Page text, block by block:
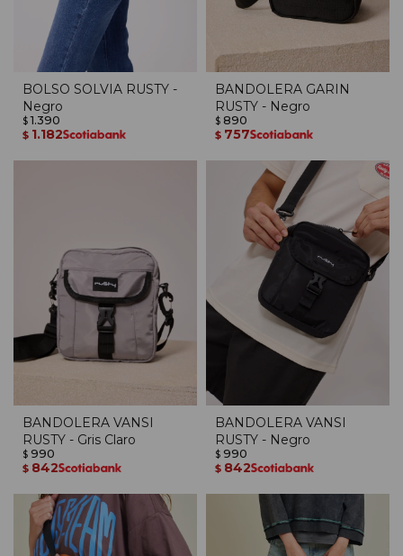
BOLSO SOLVIA RUSTY -
Negro
$ 1.390
$ 1.182
BANDOLERA GARIN
RUSTY - Negro
$ 890
$ 757
BANDOLERA VANSI
RUSTY - Gris Claro
$ 990
$ 842
BANDOLERA VANSI
RUSTY - Negro
$ 990
$ 842